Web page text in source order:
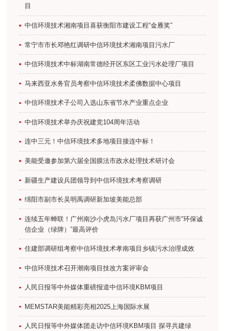
目
中信环境技术湘南项目喜获衡阳市建设工程“金雁奖”
常宁市市长邓艳红调研中信环境技术湘南项目污水厂
中信环境技术中标湖南常德经开区东区工业污水处理厂项目
马来西亚水务官员考察中信环境技术柔佛数据中心项目
中信环境技术子公司入选山东省节水产业重点企业
中信环境技术举办庆祝建党104周年活动
连中三元！中信环境技术多地项目接连中标！
美能受邀参加第六届全国膜法市政水处理技术研讨会
新疆生产建设兵团领导到中信环境技术考察调研
绵阳市副市长吴明禹调研新加坡美能总部
连续五年蝉联！广州南沙小虎岛污水厂项目再获广州市“环保诚
信企业（绿牌）”最高评价
住建部调研组考察中信环境技术孝南项目乡镇污水治理成效
中信环境技术召开潮南项目技改方案评审会
人民日报等中外媒体重磅报道中信环境KBM项目
MEMSTAR美能精彩亮相2025上海国际水展
人民日报等中外媒体团走访中信环境KBM项目 探寻共建绿